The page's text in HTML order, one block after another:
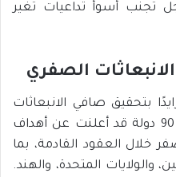
تجنب أسوأ تداعيات تغير
الصفري
بتحقيق صافي الانبعاثات
الصفري؛ فإننا نجد أن أكثر من 90 دولة قد أعلنت عن أهداف
خلال العقود القادمة، بما
والولايات المتحدة، والهند.